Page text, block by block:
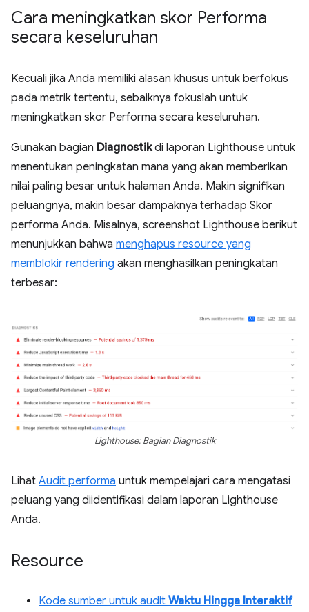
Cara meningkatkan skor Performa
secara keseluruhan
Kecuali jika Anda memiliki alasan khusus untuk berfokus
pada metrik tertentu, sebaiknya fokuslah untuk
meningkatkan skor Performa secara keseluruhan.
Gunakan bagian Diagnostikdi laporan Lighthouse untuk
menentukan peningkatan mana yang akan memberikan
nilai paling besar untuk halaman Anda. Makin signifikan
peluangnya, makin besar dampaknya terhadap Skor
performa Anda. Misalnya, screenshot Lighthouse berikut
menunjukkan bahwa menghapus resource yang
memblokir rendering akan menghasilkan peningkatan
terbesar:
Lighthouse: Bagian Diagnostik
Lihat Audit performa untuk mempelajari cara mengatasi
peluang yang diidentifikasi dalam laporan Lighthouse
Anda.
Resource
Kode sumber untuk audit Waktu Hingga Interaktif